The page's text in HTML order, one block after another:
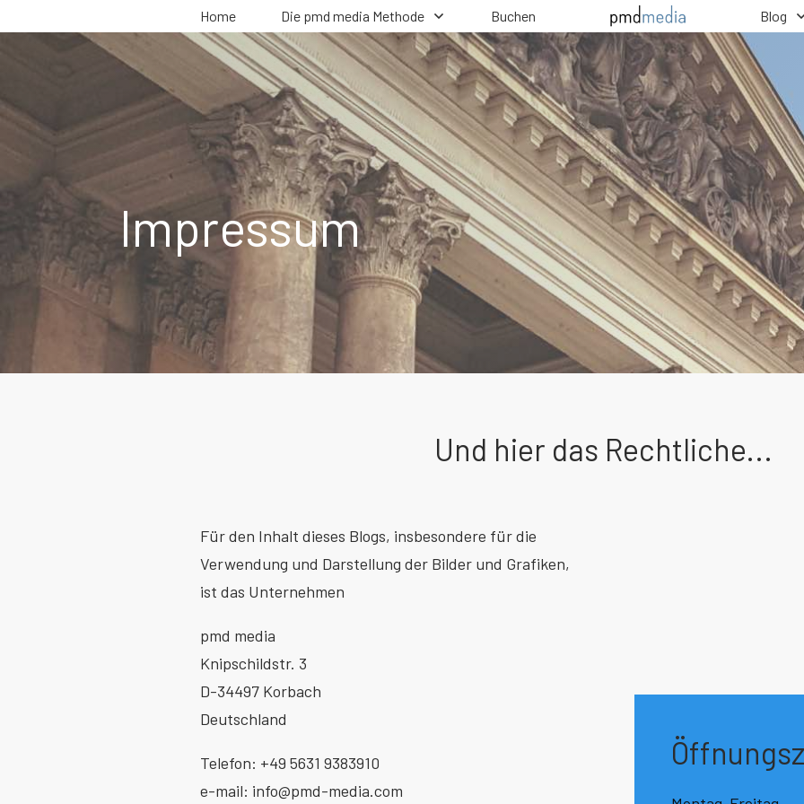
Home Die pmd media Methode Buchen Blog
Impressum
Und hier das Rechtliche...
Für den Inhalt dieses Blogs, insbesondere für die
Verwendung und Darstellung der Bilder und Grafiken,
ist das Unternehmen
pmd media
Knipschildstr. 3
D-34497 Korbach
Deutschland
Telefon: +49 5631 9383910
e-mail: info@pmd-media.com